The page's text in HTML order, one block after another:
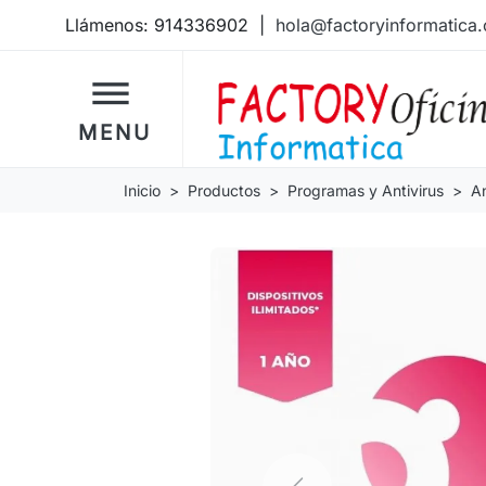
Llámenos: 914336902
dehaze
MENU
Inicio Productos Programas y Antivirus